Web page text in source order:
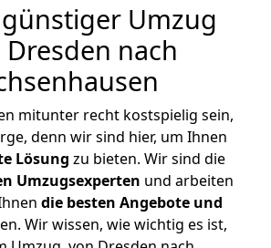
Umzug
nach
mitunter recht kostspielig sein,
denn wir sind hier, um Ihnen
Lösung zu bieten. Wir sind die
Umzugsexperten und arbeiten
die besten Angebote und
Wir wissen, wie wichtig es ist,